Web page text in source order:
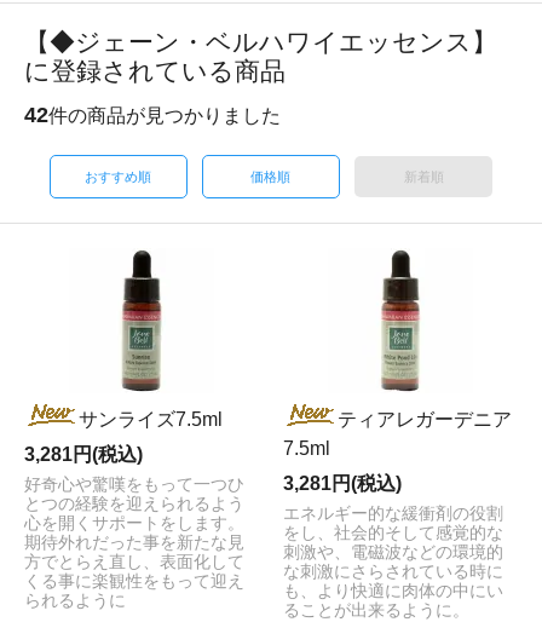
【◆ジェーン・ベルハワイエッセンス】
に登録されている商品
42件の商品が見つかりました
おすすめ順 価格順 新着順
サンライズ7.5ml
3,281円(税込)
好奇心や驚嘆をもって一つひ
とつの経験を迎えられるよう
心を開くサポートをします。
期待外れだった事を新たな見
方でとらえ直し、表面化して
くる事に楽観性をもって迎え
られるように
ティアレガーデニア
7.5ml
3,281円(税込)
エネルギー的な緩衝剤の役割
をし、社会的そして感覚的な
刺激や、電磁波などの環境的
な刺激にさらされている時に
も、より快適に肉体の中にい
ることが出来るように。